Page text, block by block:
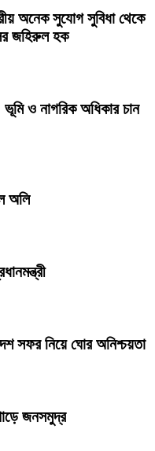
অনেক সুযোগ সুবিধা থেকে
জহিরুল হক
ও নাগরিক অধিকার চান
অলি
সফর নিয়ে ঘোর অনিশ্চয়তা
জনসমুদ্র